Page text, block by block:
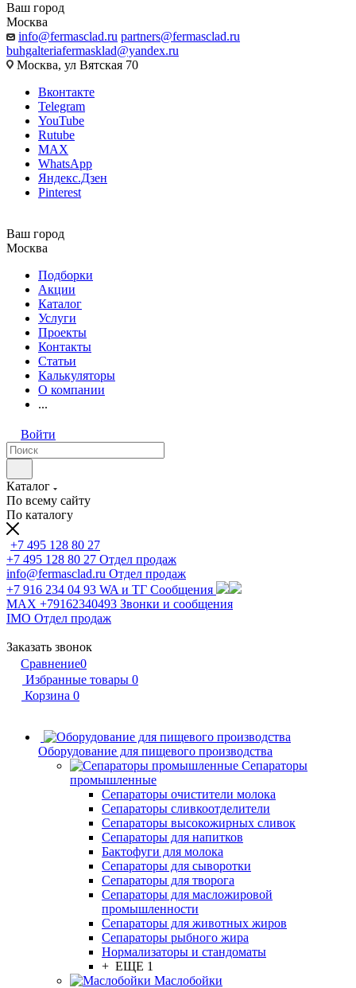
Ваш город
Москва
info@fermasclad.ru partners@fermasclad.ru
buhgalteriafermasklad@yandex.ru
Москва, ул Вятская 70
Вконтакте
Telegram
YouTube
Rutube
MAX
WhatsApp
Яндекс.Дзен
Pinterest
Ваш город
Москва
Подборки
Акции
Каталог
Услуги
Проекты
Контакты
Статьи
Калькуляторы
О компании
...
Войти
Каталог
По всему сайту
По каталогу
+7 495 128 80 27
+7 495 128 80 27 Отдел продаж
info@fermasclad.ru Отдел продаж
+7 916 234 04 93 WA и ТГ Сообщения
MAX +79162340493 Звонки и сообщения
IMO Отдел продаж
Заказать звонок
Сравнение0
Избранные товары 0
Корзина 0
Оборудование для пищевого производства
Сепараторы
промышленные
Сепараторы очистители молока
Сепараторы сливкоотделители
Сепараторы высокожирных сливок
Сепараторы для напитков
Бактофуги для молока
Сепараторы для сыворотки
Сепараторы для творога
Сепараторы для масложировой
промышленности
Сепараторы для животных жиров
Сепараторы рыбного жира
Нормализаторы и стандоматы
+ ЕЩЕ 1
Маслобойки